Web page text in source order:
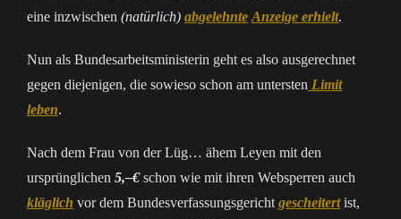
eine inzwischen (natürlich) abgelehnte Anzeige erhielt.
Nun als Bundesarbeitsministerin geht es also ausgerechnet
gegen diejenigen, die sowieso schon am untersten Limit
leben.
Nach dem Frau von der Lüg… ähem Leyen mit den
ursprünglichen 5,–€schon wie mit ihren Websperren auch
kläglich vor dem Bundesverfassungsgericht gescheitertist,